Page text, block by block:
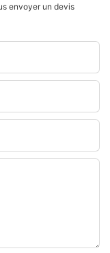
envoyer un devis